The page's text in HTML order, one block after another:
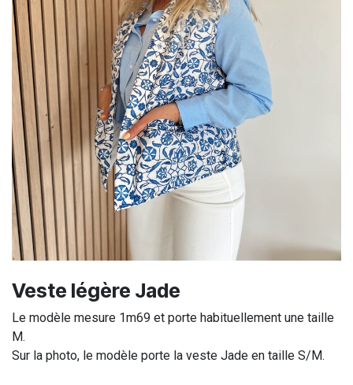
Veste légère Jade
Le modèle mesure 1m69 et porte habituellement une taille
M.
Sur la photo, le modèle porte la veste Jade en taille S/M.